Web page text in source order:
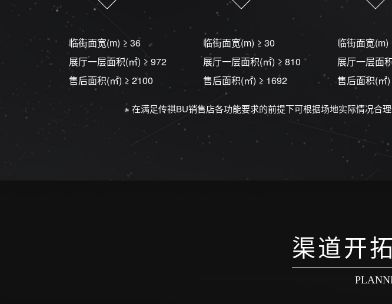
临街面宽(m) ≥ 36
展厅一层面积(㎡) ≥ 972
售后面积(㎡)≥ 2100
临街面宽(m) ≥ 30
展厅一层面积(㎡) ≥ 810
售后面积(㎡) ≥ 1692
临街面宽(m)
展厅一层面
售后面积(㎡)
※ 在满足传祺BU销售店各功能要求的前提下可根据场地实际情况合
渠道开